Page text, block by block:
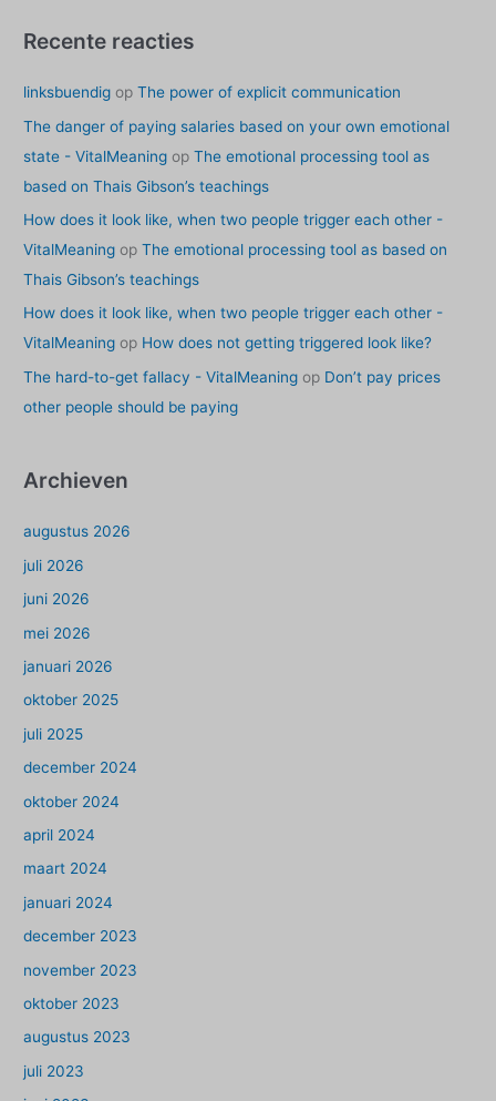
Recente reacties
linksbuendig opThe power of explicit communication
The danger of paying salaries based on your own emotional
state - VitalMeaning opThe emotional processing tool as
based on Thais Gibson’s teachings
How does it look like, when two people trigger each other -
VitalMeaning opThe emotional processing tool as based on
Thais Gibson’s teachings
How does it look like, when two people trigger each other -
VitalMeaning op How does not getting triggered look like?
The hard-to-get fallacy - VitalMeaning op Don’t pay prices
other people should be paying
Archieven
augustus 2026
juli 2026
juni 2026
mei 2026
januari 2026
oktober 2025
juli 2025
december 2024
oktober 2024
april 2024
maart 2024
januari 2024
december 2023
november 2023
oktober 2023
augustus 2023
juli 2023